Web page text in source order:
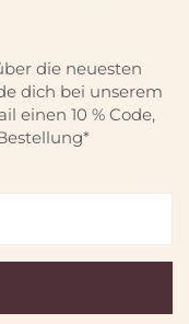
die neuesten
dich bei unserem
einen 10 % Code,